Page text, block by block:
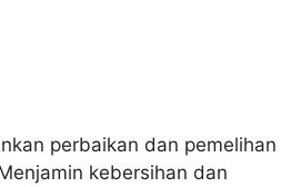
perbaikan dan pemelihan
kebersihan dan